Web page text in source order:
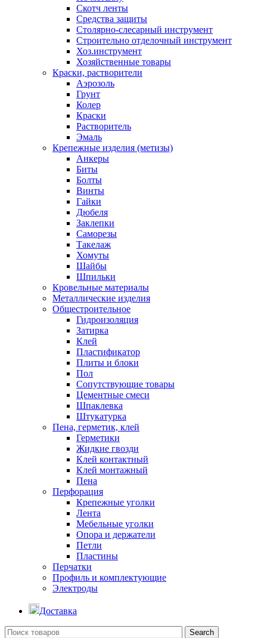
Скотч ленты
Средства защиты
Столярно-слесарный инструмент
Строительно отделочный инструмент
Хоз.инструмент
Хозяйственные товары
Краски, растворители
Аэрозоль
Грунт
Колер
Краски
Растворитель
Эмаль
Крепежные изделия (метизы)
Анкеры
Биты
Болты
Винты
Гайки
Дюбеля
Заклепки
Саморезы
Такелаж
Хомуты
Шайбы
Шпильки
Кровельные материалы
Металлические изделия
Общестроительное
Гидроизоляция
Затирка
Клей
Пластификатор
Плиты и блоки
Пол
Сопутствующие товары
Цементные смеси
Шпаклевка
Штукатурка
Пена, герметик, клей
Герметики
Жидкие гвозди
Клей контактный
Клей монтажный
Пена
Перфорация
Крепежные уголки
Лента
Мебельные уголки
Опора и держатели
Петли
Пластины
Перчатки
Профиль и комплектующие
Электроды
Доставка
Search